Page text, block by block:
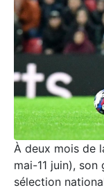
À deux mois de
mai-11 juin),
sélection